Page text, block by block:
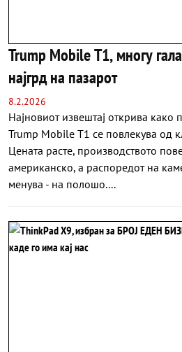
Trump Mobile T1, многу
најгрд на пазарот
8.2.2026
Најновиот извештај открива како
Trump Mobile T1 се повлекува од
Цената расте, производството
американско, а распоредот на
менува - на полошо....